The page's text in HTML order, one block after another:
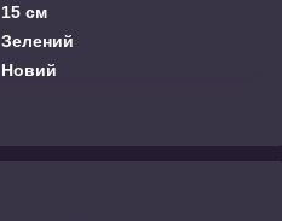
15 см
Зелений
Новий